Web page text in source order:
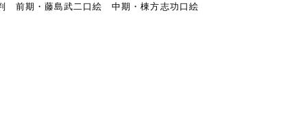
前期・藤島武二口絵 中期・棟方志功口絵